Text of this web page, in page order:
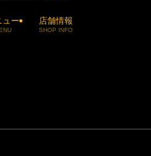
ュー 店舗情報
SHOP INFO